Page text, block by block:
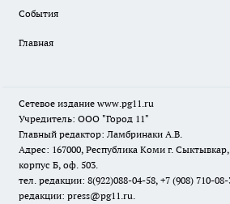
События
Главная
Сетевое издание www.pg11.ru
Учредитель: ООО "Город 11"
Главный редактор: Ламбринаки А.В.
Адрес: 167000, Республика Коми г.
корпус Б, оф. 503.
тел. редакции: 8(922)088-04-58, +7 (908) 710-08-
редакции: press@pg11.ru.